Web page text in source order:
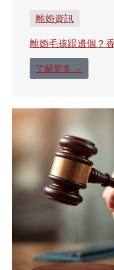
離婚資訊
離婚毛孩跟邊個？
了解更多 →